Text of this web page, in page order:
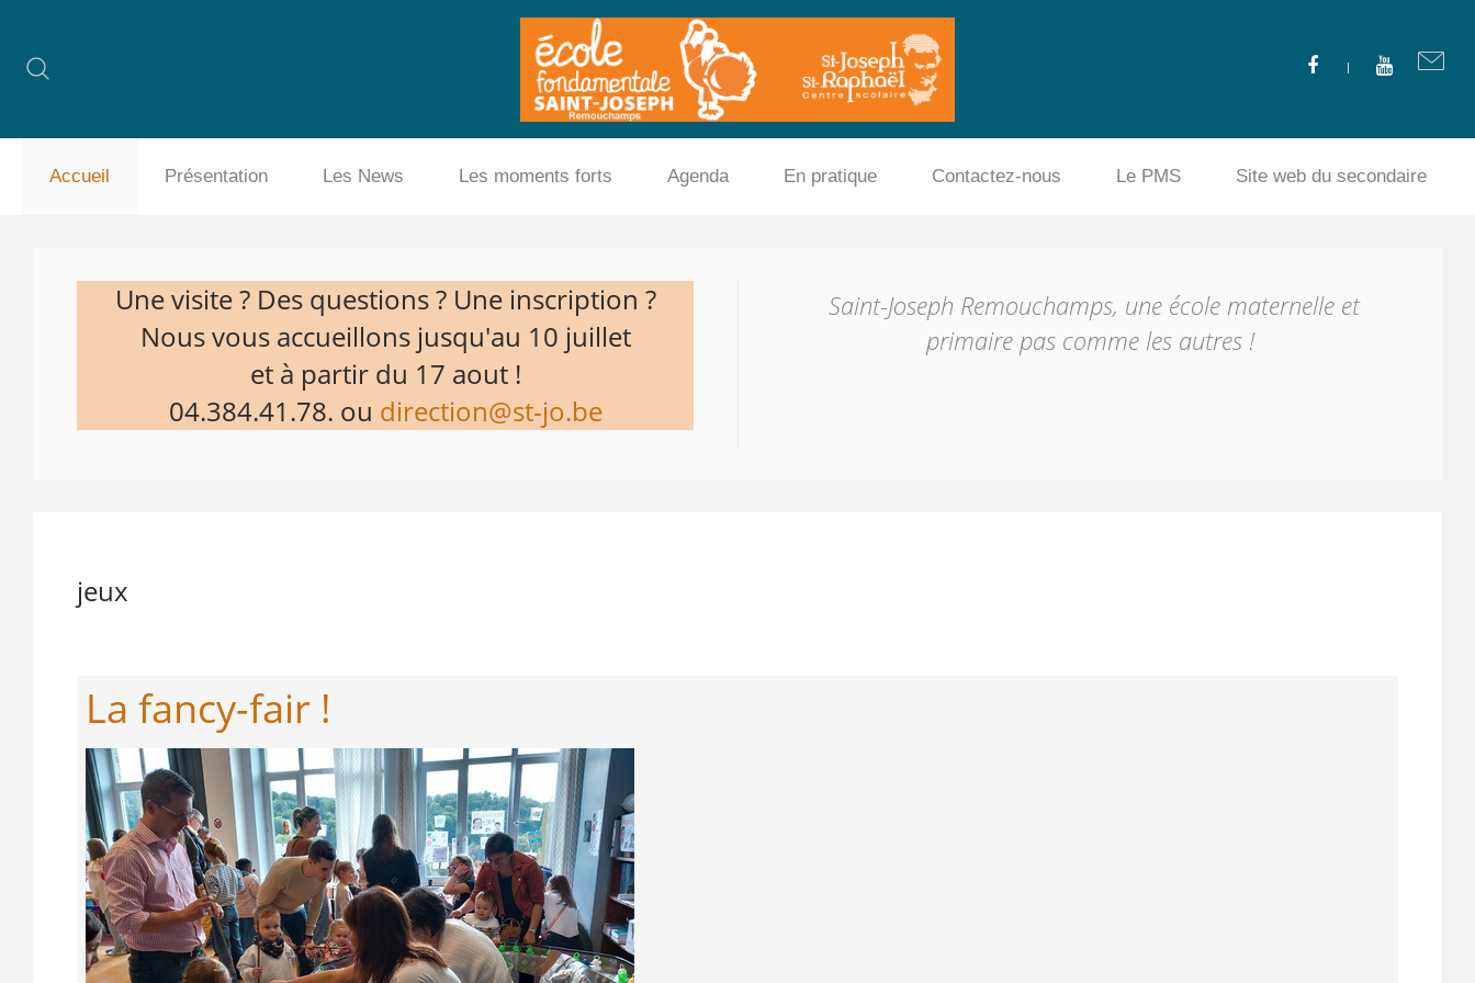
Accueil Présentation Les News Les moments forts Agenda En pratique Contactez-nous Le PMS Site web du secondaire
Une visite ? Des questions ? Une inscription ?
Nous vous accueillons jusqu'au 10 juillet
et à partir du 17 aout !
04.384.41.78. ou direction@st-jo.be
Saint-Joseph Remouchamps, une école maternelle et
primaire pas comme les autres !
jeux
La fancy-fair !